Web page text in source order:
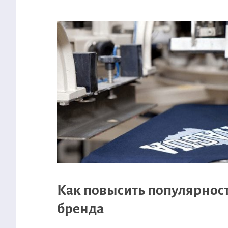
Как повысить
бренда